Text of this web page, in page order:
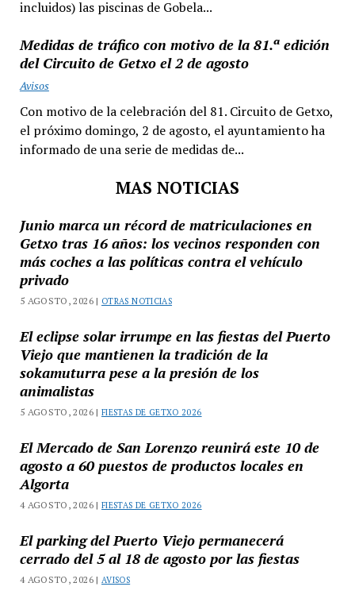
incluidos) las piscinas de Gobela...
Medidas de tráfico con motivo de la 81.ª edición
del Circuito de Getxo el 2 de agosto
Avisos
Con motivo de la celebración del 81. Circuito de Getxo,
el próximo domingo, 2 de agosto, el ayuntamiento ha
informado de una serie de medidas de...
MAS NOTICIAS
Junio marca un récord de matriculaciones en
Getxo tras 16 años: los vecinos responden con
más coches a las políticas contra el vehículo
privado
5 AGOSTO, 2026 | OTRAS NOTICIAS
El eclipse solar irrumpe en las fiestas del Puerto
Viejo que mantienen la tradición de la
sokamuturra pese a la presión de los
animalistas
5 AGOSTO, 2026 |FIESTAS DE GETXO 2026
El Mercado de San Lorenzo reunirá este 10 de
agosto a 60 puestos de productos locales en
Algorta
4 AGOSTO, 2026 |FIESTAS DE GETXO 2026
El parking del Puerto Viejo permanecerá
cerrado del 5 al 18 de agosto por las fiestas
4 AGOSTO, 2026 |AVISOS